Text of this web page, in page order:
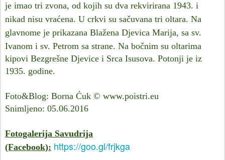
je imao tri zvona, od kojih su dva rekvirirana 1943. i
nikad nisu vraćena. U crkvi su sačuvana tri oltara. Na
glavnome je prikazana Blažena Djevica Marija, sa sv.
Ivanom i sv. Petrom sa strane. Na bočnim su oltarima
kipovi Bezgrešne Djevice i Srca Isusova. Potonji je iz
1935. godine.
Foto&Blog: Borna Ćuk © www.poistri.eu
Snimljeno: 05.06.2016
Fotogalerija Savudrija
(Facebook): https://goo.gl/frjkga